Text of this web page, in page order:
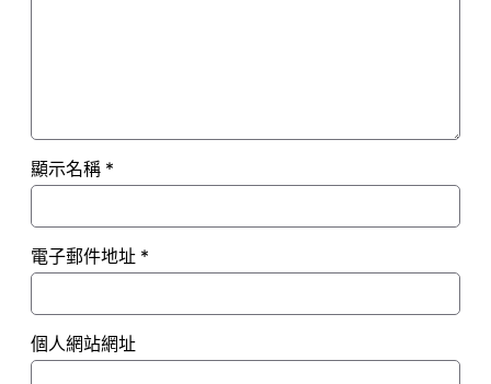
顯示名稱 *
電子郵件地址 *
個人網站網址